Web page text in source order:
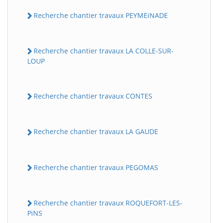
Recherche chantier travaux PEYMEiNADE
Recherche chantier travaux LA COLLE-SUR-
LOUP
Recherche chantier travaux CONTES
Recherche chantier travaux LA GAUDE
Recherche chantier travaux PEGOMAS
Recherche chantier travaux ROQUEFORT-LES-
PiNS